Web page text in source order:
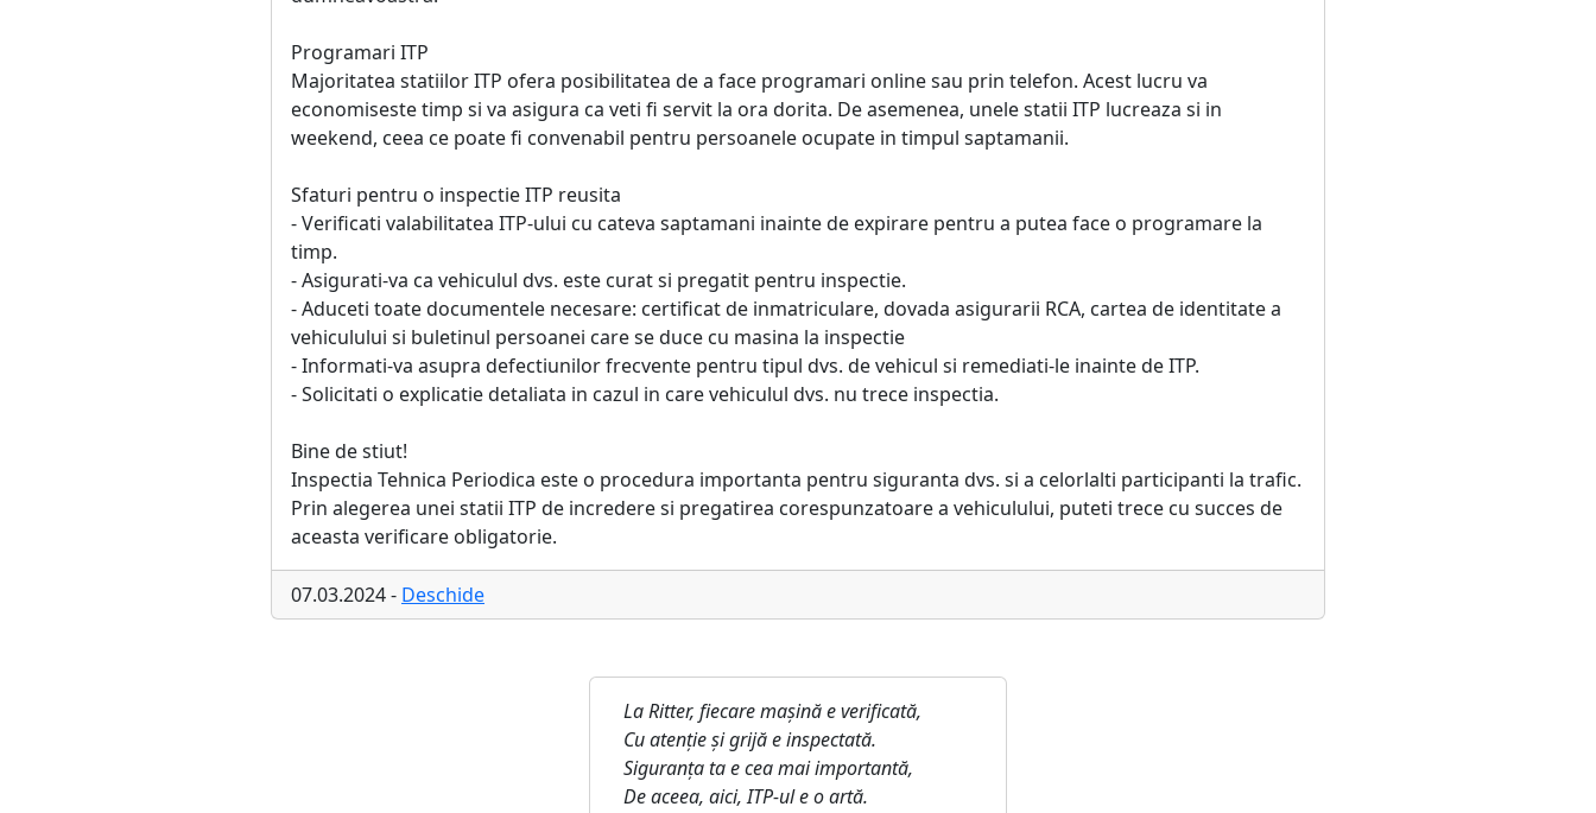
Programari ITP
Majoritatea statiilor ITP ofera posibilitatea de a face programari online sau prin telefon. Acest lucru va
economiseste timp si va asigura ca veti fi servit la ora dorita. De asemenea, unele statii ITP lucreaza si in
weekend, ceea ce poate fi convenabil pentru persoanele ocupate in timpul saptamanii.
Sfaturi pentru o inspectie ITP reusita
- Verificati valabilitatea ITP-ului cu cateva saptamani inainte de expirare pentru a putea face o programare la
timp.
- Asigurati-va ca vehiculul dvs. este curat si pregatit pentru inspectie.
- Aduceti toate documentele necesare: certificat de inmatriculare, dovada asigurarii RCA, cartea de identitate a
vehiculului si buletinul persoanei care se duce cu masina la inspectie
- Informati-va asupra defectiunilor frecvente pentru tipul dvs. de vehicul si remediati-le inainte de ITP.
- Solicitati o explicatie detaliata in cazul in care vehiculul dvs. nu trece inspectia.
Bine de stiut!
Inspectia Tehnica Periodica este o procedura importanta pentru siguranta dvs. si a celorlalti participanti la trafic.
Prin alegerea unei statii ITP de incredere si pregatirea corespunzatoare a vehiculului, puteti trece cu succes de
aceasta verificare obligatorie.
07.03.2024 - Deschide
La Ritter, fiecare mașină e verificată,
Cu atenție și grijă e inspectată.
Siguranța ta e cea mai importantă,
De aceea, aici, ITP-ul e o artă.